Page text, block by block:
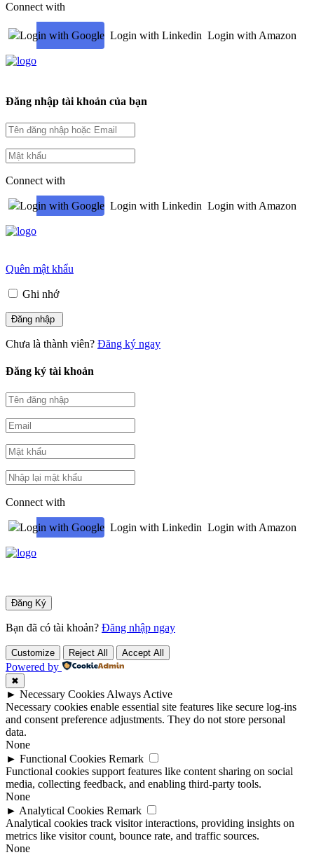
Connect with
Login with Google Login with Linkedin Login with Amazon
Đăng nhập tài khoản của bạn
Connect with
Login with Google Login with Linkedin Login with Amazon
Quên mật khẩu
Ghi nhớ
Chưa là thành viên? Đăng ký ngay
Đăng ký tài khoản
Connect with
Login with Google Login with Linkedin Login with Amazon
Bạn đã có tài khoản? Đăng nhập ngay
Customize Reject All Accept All
Powered by
✖
► Necessary Cookies Always Active
Necessary cookies enable essential site features like secure log-ins
and consent preference adjustments. They do not store personal
data.
None
► Functional Cookies Remark
Functional cookies support features like content sharing on social
media, collecting feedback, and enabling third-party tools.
None
► Analytical Cookies Remark
Analytical cookies track visitor interactions, providing insights on
metrics like visitor count, bounce rate, and traffic sources.
None